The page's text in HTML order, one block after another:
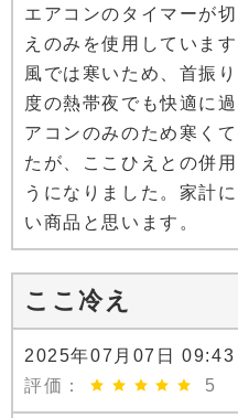
エアコンのタイマーが
えのみを使用していま
風では寒いため、首振
度の熱帯夜でも快適に
アコンのみのため寒く
たが、ここひえとの併
うになりました。家計
い商品と思います。
ここ冷え
2025年07月07日
評価：
5